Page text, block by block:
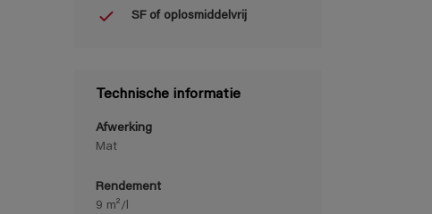
SF of oplosmiddelvrij
Technische informatie
Afwerking
Mat
Rendement
9 m²/l